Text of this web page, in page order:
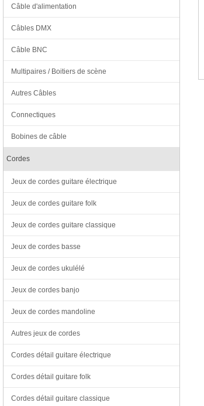
Câble d'alimentation
Câbles DMX
Câble BNC
Multipaires / Boitiers de scène
Autres Câbles
Connectiques
Bobines de câble
Cordes
Jeux de cordes guitare électrique
Jeux de cordes guitare folk
Jeux de cordes guitare classique
Jeux de cordes basse
Jeux de cordes ukulélé
Jeux de cordes banjo
Jeux de cordes mandoline
Autres jeux de cordes
Cordes détail guitare électrique
Cordes détail guitare folk
Cordes détail guitare classique